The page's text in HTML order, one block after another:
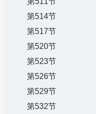
第514节
第517节
第520节
第523节
第526节
第529节
第532节